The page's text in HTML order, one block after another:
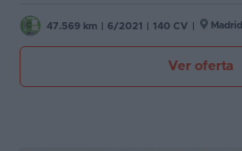
47.569 km 6/2021 140 CV Madrid
Ver oferta